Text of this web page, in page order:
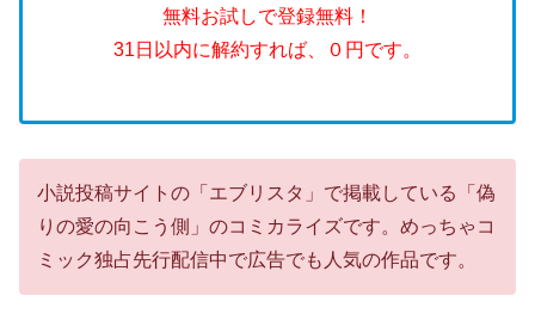
無料お試しで登録無料！
31日以内に解約すれば、０円です。
小説投稿サイトの「エブリスタ」で掲載している「偽
りの愛の向こう側」のコミカライズです。めっちゃコ
ミック独占先行配信中で広告でも人気の作品です。